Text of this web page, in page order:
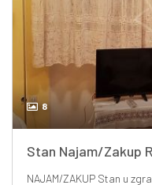
8
Stan Najam/Zakup
NAJAM/ZAKUPStan u